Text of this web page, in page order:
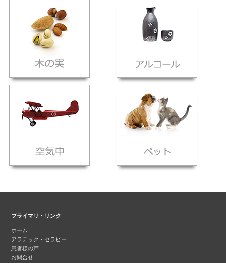
プライマリ・リンク
ホーム
アラテック・セラピー
患者様の声
お問合せ